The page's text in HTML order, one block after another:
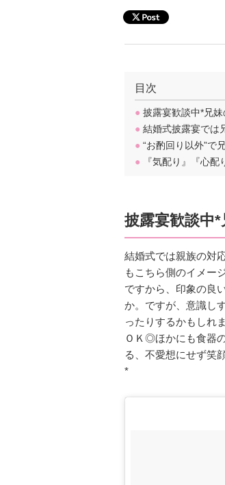
目次
● 披露宴歓談中*兄妹
● 結婚式披露宴では
● “お酌回り以外”で
● 『気配り』『心
披露宴歓談中
結婚式では親族の対
もこちら側のイメー
ですから、印象の良
か。ですが、意識し
ったりするかもしれ
ＯＫ◎ほかにも食器
る、不愛想にせず笑
*